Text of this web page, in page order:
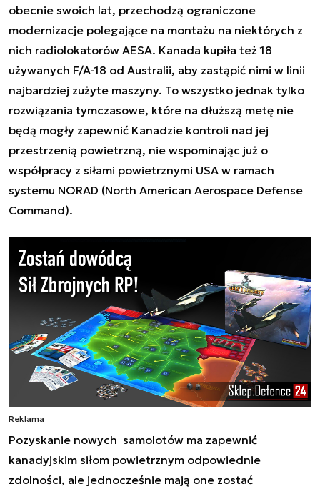
obecnie swoich lat, przechodzą ograniczone
modernizacje polegające na montażu na niektórych z
nich radiolokatorów AESA. Kanada kupiła też 18
używanych F/A-18 od Australii, aby zastąpić nimi w linii
najbardziej zużyte maszyny. To wszystko jednak tylko
rozwiązania tymczasowe, które na dłuższą metę nie
będą mogły zapewnić Kanadzie kontroli nad jej
przestrzenią powietrzną, nie wspominając już o
współpracy z siłami powietrznymi USA w ramach
systemu NORAD (North American Aerospace Defense
Command).
Reklama
Pozyskanie nowych samolotów ma zapewnić
kanadyjskim siłom powietrznym odpowiednie
zdolności, ale jednocześnie mają one zostać